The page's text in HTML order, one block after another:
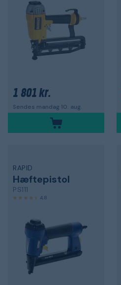
1 801 kr.
Sendes mandag 10. aug.
RAPID
Hæftepistol
PS111
4,8